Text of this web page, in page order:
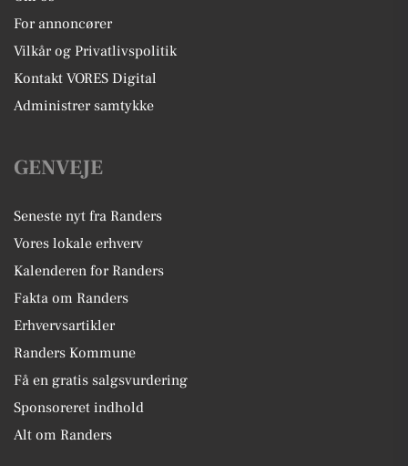
For annoncører
Vilkår og Privatlivspolitik
Kontakt VORES Digital
Administrer samtykke
GENVEJE
Seneste nyt fra Randers
Vores lokale erhverv
Kalenderen for Randers
Fakta om Randers
Erhvervsartikler
Randers Kommune
Få en gratis salgsvurdering
Sponsoreret indhold
Alt om Randers